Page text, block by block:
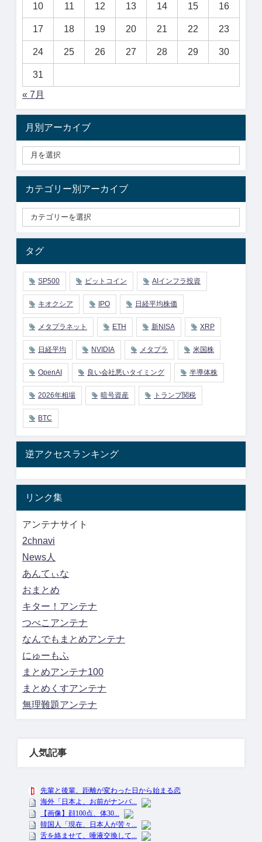
10 11 12 13 14 15 16
17 18 19 20 21 22 23
24 25 26 27 28 29 30
31
« 7月
月別アーカイブ
カテゴリー別アーカイブ
タグ
SP500 ビットコイン AIインフラ投資
キオクシア IPO 日経平均株価
メタプラネット ETH 新NISA XRP
日経平均 NVIDIA メタプラ 米国株
OpenAI 良い会社悪いタイミング 半導体株
2026年相場 暗号資産 トランプ関税
BTC
逆アクセスランキング
リンク集
アンテナサイト
2chnavi
News人
あんてぃな
おまとめ
キター！アンテナ
つべこアンテナ
なんでもまとめアンテナ
にゅーもふ
まとめアンテナ100
まとめくすアンテナ
無理難題アンテナ
人気記事